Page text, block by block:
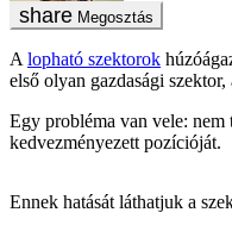
Megosztás
A lopható szektorok
első olyan gazdasági
Egy probléma van vele: nem
kedvezményezett pozícióját.
Ennek hatását láthatjuk a